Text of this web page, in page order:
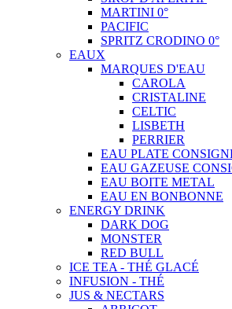
MARTINI 0°
PACIFIC
SPRITZ CRODINO 0°
EAUX
MARQUES D'EAU
CAROLA
CRISTALINE
CELTIC
LISBETH
PERRIER
EAU PLATE
EAU GAZEUSE
EAU BOITE METAL
EAU EN BONBONNE
ENERGY DRINK
DARK DOG
MONSTER
RED BULL
ICE TEA - THÉ GLACÉ
INFUSION - THÉ
JUS & NECTARS